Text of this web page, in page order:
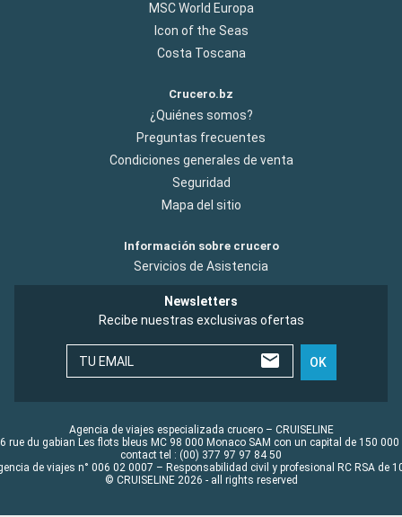
MSC World Europa
Icon of the Seas
Costa Toscana
Crucero.bz
¿Quiénes somos?
Preguntas frecuentes
Condiciones generales de venta
Seguridad
Mapa del sitio
Información sobre crucero
Servicios de Asistencia
Newsletters
Recibe nuestras exclusivas ofertas
TU EMAIL OK
Agencia de viajes especializada crucero – CRUISELINE
rue du gabian Les flots bleus MC 98 000 Monaco SAM con un capital de 150 000
contact tel : (00) 377 97 97 84 50
de viajes n° 006 02 0007 – Responsabilidad civil y profesional RC RSA de
© CRUISELINE 2026 - all rights reserved